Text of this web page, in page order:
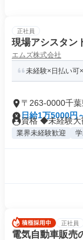
正社員
現場アシスタン
エムズ株式会社
未経験×日払い可
〒263-0000千
日給1万5000円
資格 ◆未経験大
業界未経験歓迎
正社員
電気自動車販売